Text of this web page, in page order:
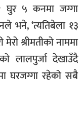
घुर ५ कनमा जग्गा
भने, ‘त्यतिबेला १३
श्रीमतीको नाममा
लालपुर्जा देखाउँदै
घरजग्गा रहेको सबै